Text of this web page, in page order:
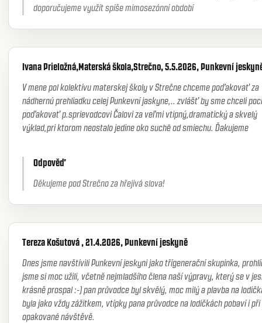
doporučujeme využít spíše mimosezónní období
Ivana Prieložná,Materská škola,Strečno, 5.5.2026, Punkevní
V mene pol kolektívu materskej školy v Strečne chceme poďakovať za
nádhernú prehliadku celej Punkevní jaskyne,.. zvlášť by sme chceli
poďakovať p.sprievodcovi Čalovi za veľmi vtipný,dramatický a skvelý
výklad,pri ktorom neostalo jedine oko suchē od smiechu. Ďakujeme
Odpověď
Děkujeme pod Strečno za hřejivá slova!
Tereza Košutová , 21.4.2026, Punkevní jeskyně
Dnes jsme navštívili Punkevní jeskyni jako třígenerační skupinka,
jsme si moc užili, včetně nejmladšího člena naší výpravy, který se v
krásně prospal :-) pan průvodce byl skvělý, moc milý a plavba na
byla jako vždy zážitkem, vtípky pana průvodce na lodičkách pobaví i při
opakované návštěvě.